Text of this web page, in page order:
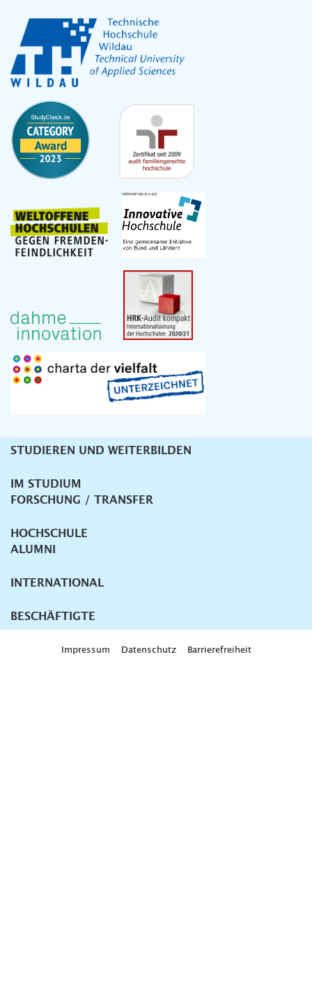
Unternavigation
STUDIEREN UND WEITERBILDEN
IM STUDIUM
FORSCHUNG / TRANSFER
HOCHSCHULE
ALUMNI
INTERNATIONAL
BESCHÄFTIGTE
Impressum Datenschutz Barrierefreiheit